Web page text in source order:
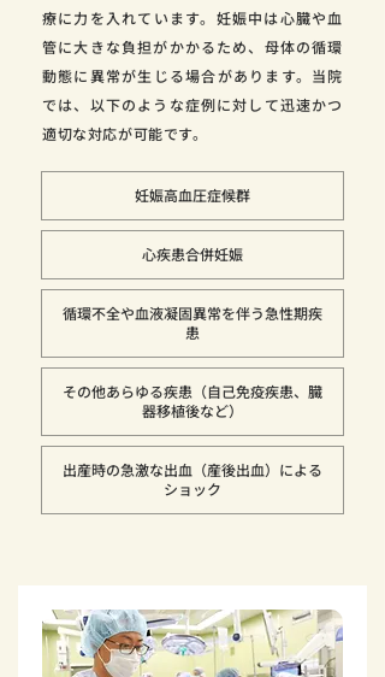
療に力を入れています。妊娠中は心臓や血
管に大きな負担がかかるため、母体の循環
動態に異常が生じる場合があります。当院
では、以下のような症例に対して迅速かつ
適切な対応が可能です。
妊娠高血圧症候群
心疾患合併妊娠
循環不全や血液凝固異常を伴う急性期疾
患
その他あらゆる疾患（自己免疫疾患、臓
器移植後など）
出産時の急激な出血（産後出血）による
ショック